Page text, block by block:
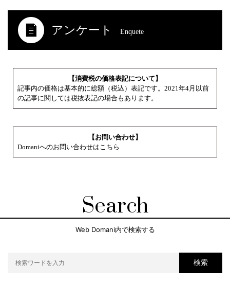
アンケート Enquete
【消費税の価格表記について】
記事内の価格は基本的に総額（税込）表記です。2021年4月以前
の記事に関しては税抜表記の場合もあります。
【お問い合わせ】
Domaniへのお問い合わせはこちら
Search
Web Domani内で検索する
検索